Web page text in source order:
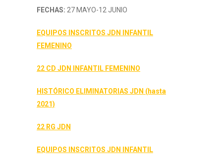
FECHAS: 27 MAYO-12 JUNIO
EQUIPOS INSCRITOS JDN INFANTIL
FEMENINO
22 CD JDN INFANTIL FEMENINO
HISTÓRICO ELIMINATORIAS JDN (hasta
2021)
22 RG JDN
EQUIPOS INSCRITOS JDN INFANTIL